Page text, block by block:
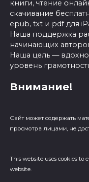
книги, чтение
скачивание
epub, txt и pdf для
Наша поддержка
начинающих
Наша цель —
уровень
Внимание!
Сайт может содержать
просмотра лицами, не
This website uses cookies to
website.